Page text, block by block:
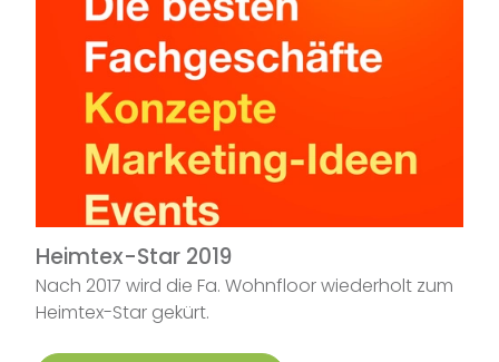
Heimtex-Star 2019
Nach 2017 wird die Fa. Wohnfloor wiederholt zum
Heimtex-Star gekürt.